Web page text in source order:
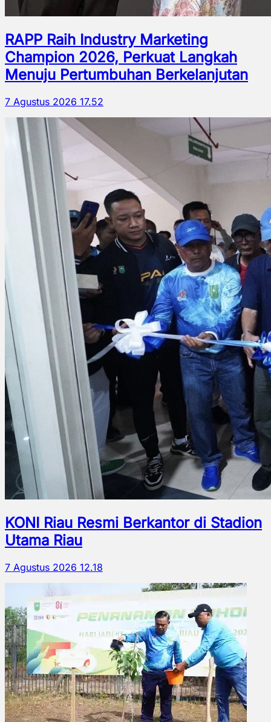
RAPP Raih Industry Marketing
Champion 2026, Perkuat Langkah
Menuju Pertumbuhan Berkelanjutan
7 Agustus 2026 17.52
KONI Riau Resmi Berkantor di Stadion
Utama Riau
7 Agustus 2026 12.18